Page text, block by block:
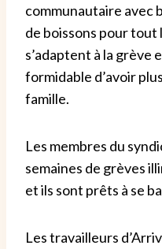
communautaire avec
de boissons pour tout
s’adaptent à la grève
formidable d’avoir
famille.
Les membres du
semaines de grèves
et ils sont prêts à se
Les travailleurs